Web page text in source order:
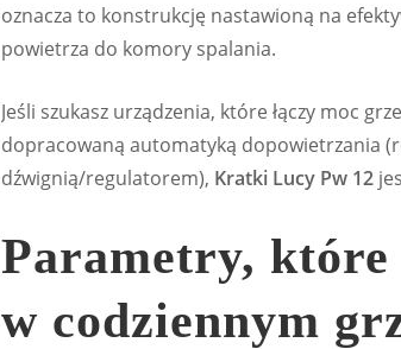
oznacza to konstrukcję nastawioną na
powietrza do komory spalania.
Jeśli szukasz urządzenia, które łączy moc
dopracowaną automatyką dopowietrzania
dźwignią/regulatorem), Kratki Lucy Pw 12
Parametry,
w codziennym